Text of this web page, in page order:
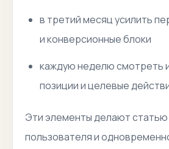
в третий месяц усилить
и конверсионные блоки
каждую неделю смотреть
позиции и целевые
Эти элементы делают статью
пользователя и